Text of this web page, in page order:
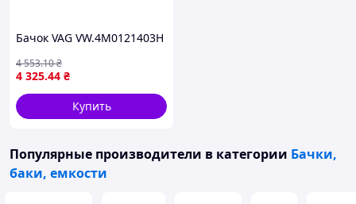
Бачок VAG VW.4M0121403H
4 325.44 ₴
4 553.10₴
Купить
Популярные производители в категории Бачки,
баки, емкости